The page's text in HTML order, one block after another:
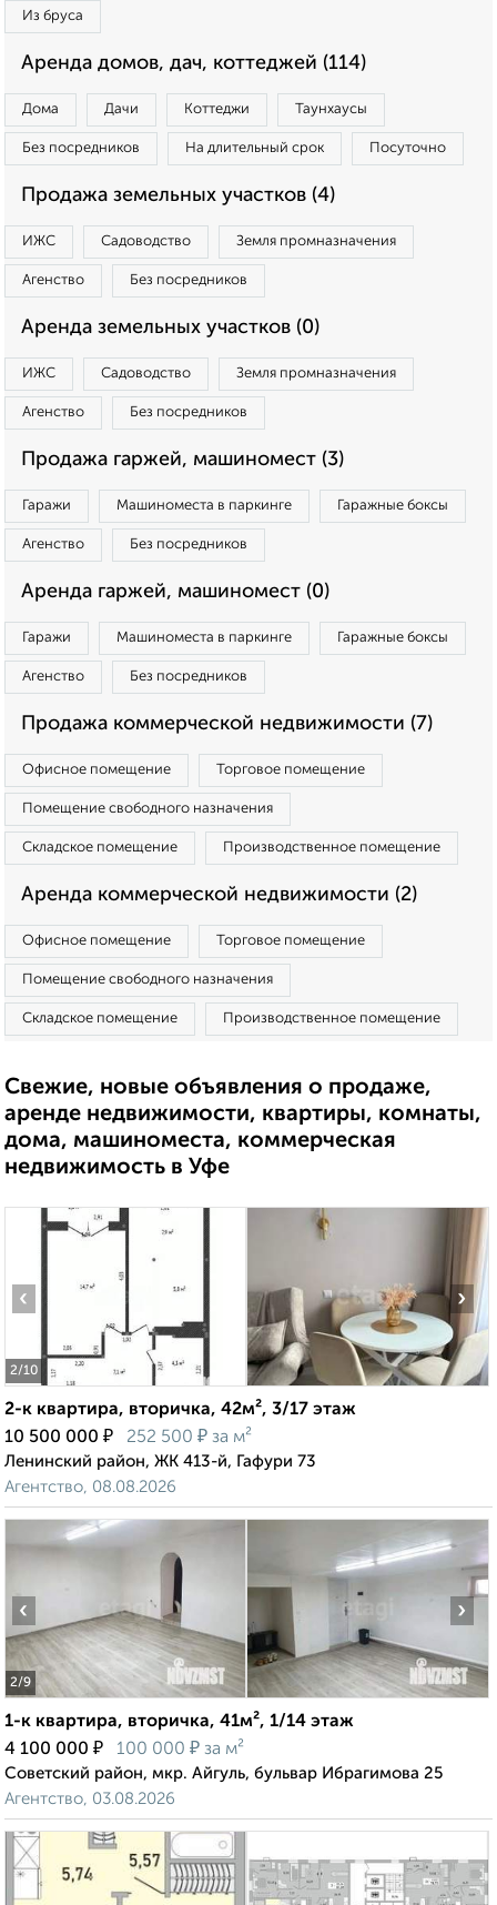
Из бруса
Аренда домов, дач, коттеджей (114)
Дома Дачи Коттеджи Таунхаусы
Без посредников На длительный срок Посуточно
Продажа земельных участков (4)
ИЖС Садоводство Земля промназначения
Агенство Без посредников
Аренда земельных участков (0)
ИЖС Садоводство Земля промназначения
Агенство Без посредников
Продажа гаржей, машиномест (3)
Гаражи Машиноместа в паркинге Гаражные боксы
Агенство Без посредников
Аренда гаржей, машиномест (0)
Гаражи Машиноместа в паркинге Гаражные боксы
Агенство Без посредников
Продажа коммерческой недвижимости (7)
Офисное помещение Торговое помещение
Помещение свободного назначения
Складское помещение Производственное помещение
Аренда коммерческой недвижимости (2)
Офисное помещение Торговое помещение
Помещение свободного назначения
Складское помещение Производственное помещение
Свежие, новые объявления о продаже,
аренде недвижимости, квартиры, комнаты,
дома, машиноместа, коммерческая
недвижимость в Уфе
2/10
‹ ›
2-к квартира, вторичка, 42м², 3/17 этаж
10 500 000 ₽ 252 500 ₽ за м²
Ленинский район, ЖК 413-й, Гафури 73
Агентство, 08.08.2026
2/9
‹ ›
1-к квартира, вторичка, 41м², 1/14 этаж
4 100 000 ₽ 100 000 ₽ за м²
Советский район, мкр. Айгуль, бульвар Ибрагимова 25
Агентство, 03.08.2026